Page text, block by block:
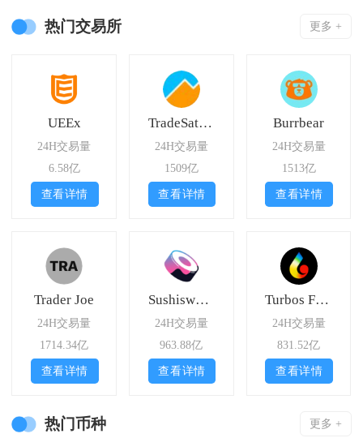
热门交易所 更多 +
UEEx
24H交易量
6.58亿
查看详情
TradeSatoshi
24H交易量
1509亿
查看详情
Burrbear
24H交易量
1513亿
查看详情
Trader Joe
24H交易量
1714.34亿
查看详情
Sushiswap Celo
24H交易量
963.88亿
查看详情
Turbos Finance
24H交易量
831.52亿
查看详情
热门币种 更多 +